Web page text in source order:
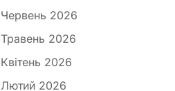
Червень 2026
Травень 2026
Квітень 2026
Лютий 2026